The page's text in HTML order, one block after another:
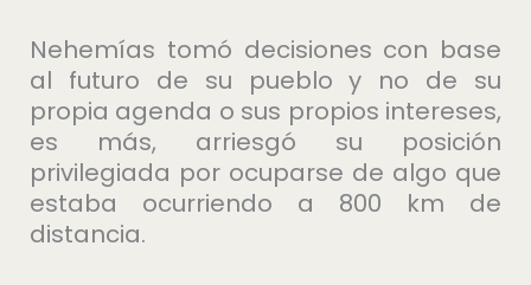
Nehemías tomó decisiones con base
al futuro de su pueblo y no de su
propia agenda o sus propios intereses,
es más, arriesgó su posición
privilegiada por ocuparse de algo que
estaba ocurriendo a 800 km de
distancia.